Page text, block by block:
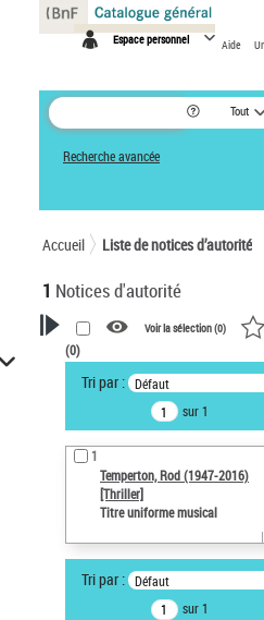
Espace personnel Aide
Tout
Recherche avancée
Accueil Liste de notices d’autorité
1 Notices d'autorité
VOTRE RECHERCHE
Recherche avancée dans les
notices d’autorité
Œuvres liées à l'auteur :
Temperton, Rod (1947-2016)
Sauvegarder votre recherche
AFFINER
Type de notice d'autorité
Voir la sélection (0)
(0)
Tri par : Défaut
sur 1
1
Temperton, Rod (1947-2016)
[Thriller]
Titre uniforme musical
Tri par : Défaut
sur 1
Panneau de gestion des cookies